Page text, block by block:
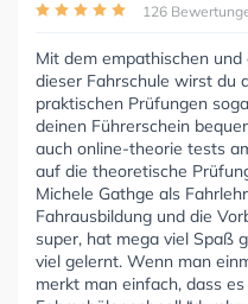
126
Mit dem empathischen
dieser Fahrschule wirst du
praktischen Prüfungen
deinen Führerschein
auch online-theorie tests
auf die theoretische
Michele Gathge als
Fahrausbildung und die
super, hat mega viel Spaß
viel gelernt. Wenn man
merkt man einfach, dass